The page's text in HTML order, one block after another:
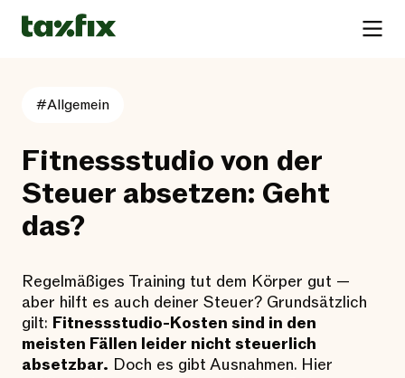
#Allgemein
Fitnessstudio von der
Steuer absetzen: Geht
das?
Regelmäßiges Training tut dem Körper gut —
aber hilft es auch deiner Steuer? Grundsätzlich
gilt: Fitnessstudio-Kosten sind in den
meisten Fällen leider nicht steuerlich
absetzbar. Doch es gibt Ausnahmen. Hier